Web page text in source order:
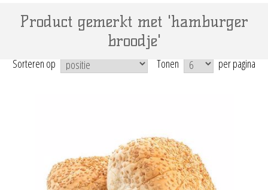
Product gemerkt met 'hamburger
broodje'
Sorteren op Tonen per pagina